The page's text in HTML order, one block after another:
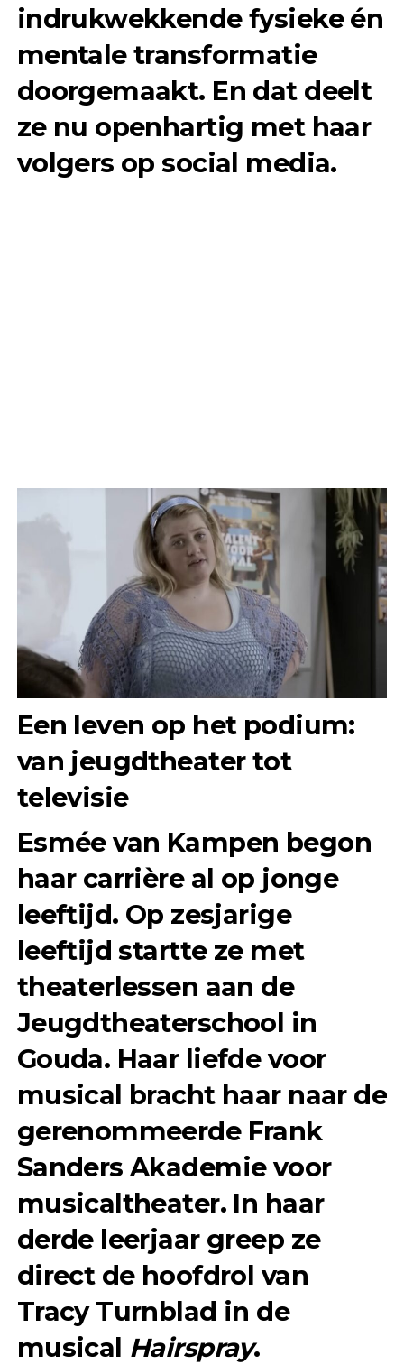
indrukwekkende fysieke én
mentale transformatie
doorgemaakt. En dat deelt
ze nu openhartig met haar
volgers op social media.
Een leven op het podium:
van jeugdtheater tot
televisie
Esmée van Kampen begon
haar carrière al op jonge
leeftijd. Op zesjarige
leeftijd startte ze met
theaterlessen aan de
Jeugdtheaterschool in
Gouda. Haar liefde voor
musical bracht haar naar de
gerenommeerde Frank
Sanders Akademie voor
musicaltheater. In haar
derde leerjaar greep ze
direct de hoofdrol van
Tracy Turnblad in de
musical Hairspray.